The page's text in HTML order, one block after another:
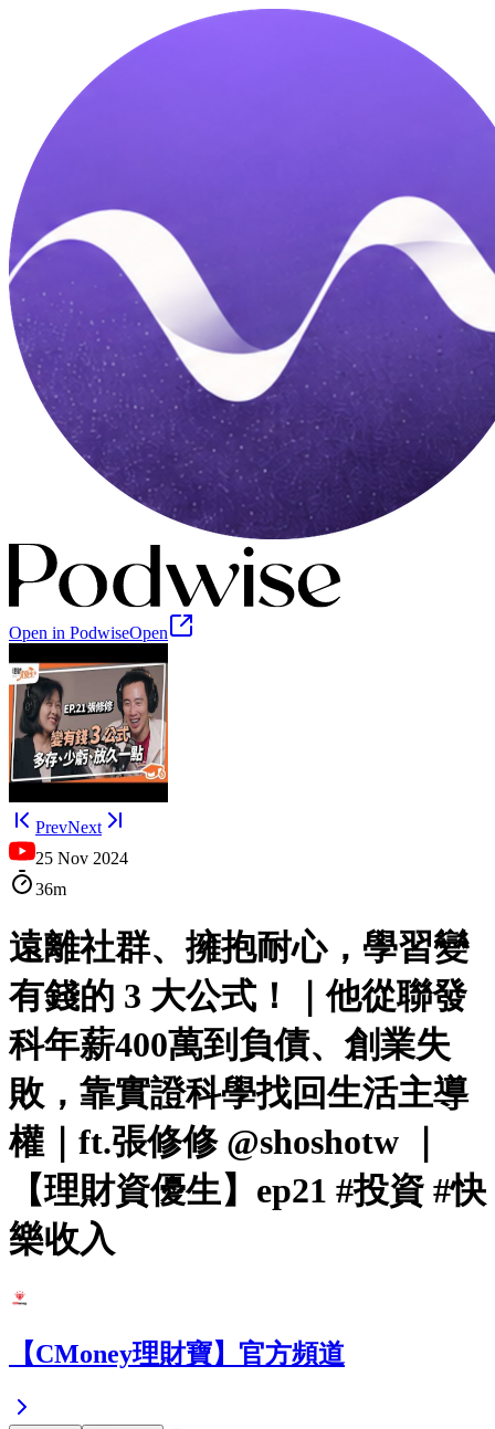
Open in PodwiseOpen
PrevNext
25 Nov 2024
36m
遠離社群、擁抱耐心，學習變
有錢的 3 大公式！｜他從聯發
科年薪400萬到負債、創業失
敗，靠實證科學找回生活主導
權｜ft.張修修 @shoshotw ｜
【理財資優生】ep21 #投資 #快
樂收入
【CMoney理財寶】官方頻道